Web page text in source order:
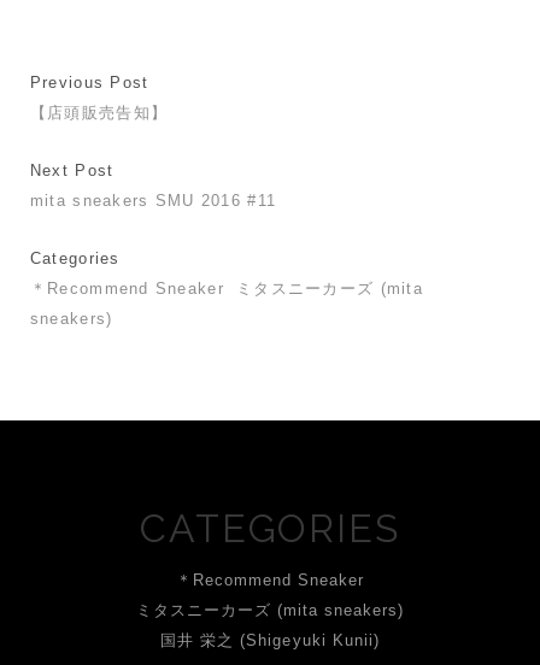
Previous Post
【店頭販売告知】
Next Post
mita sneakers SMU 2016 #11
Categories
＊Recommend Sneaker
ミタスニーカーズ (mita
sneakers)
CATEGORIES
＊Recommend Sneaker
ミタスニーカーズ (mita sneakers)
国井 栄之 (Shigeyuki Kunii)